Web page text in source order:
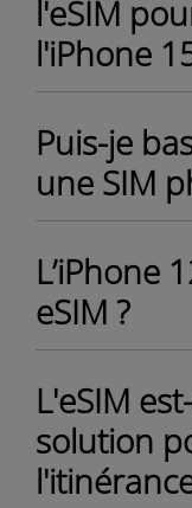
l'eSIM
l'iPhone
Puis-je
une SIM
L’iPhone
eSIM ?
L'eSIM
solution